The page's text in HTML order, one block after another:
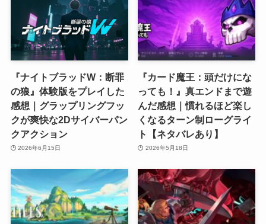
『ナイトブラッドW：断罪
の狼』体験版をプレイした
感想｜グラップリングフッ
クが爽快な2Dサイバーパン
クアクション
2026年6月15日
『カード魔王：頭だけにな
っても！』真エンドまで遊
んだ感想｜慣れるほど楽し
くなるターン制ローグライ
ト【ネタバレあり】
2026年5月18日